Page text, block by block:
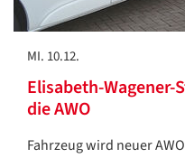
MI. 10.12.
Elisabeth-Wagener-
die AWO
Fahrzeug wird neuer